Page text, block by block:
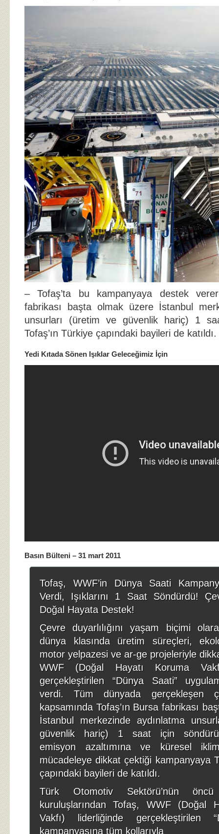
– Tofaş’ta bu kampanyaya destek
fabrikası başta olmak üzere İstanbul
unsurları (üretim ve güvenlik hariç) 1
Tofaş’ın Türkiye çapındaki bayileri de katıldı.
Yedi Kıtada Sönen Işıklar Geleceğimiz İçin
Basın Bülteni – 31 mart 2011
Tofaş, WWF’in Dünya Saati
Verdi, Işıklarını 1 Saat Söndürdü!
Doğal Hayata Destek!
Çevre duyarlılığını yaşam biçimi
dünya klasında üretim süreçleri,
motor yelpazesi ve ar-ge projeleriyle
WWF (Doğal Hayatı Koruma
gerçekleştirilen “Dünya Saati”
verdi. Tüm dünyada gerçekleşen
kapsamında Tofaş’ın Bursa fabrikası
İstanbul merkezinde aydınlatma
güvenlik hariç) 1 saat için
emisyon azaltımına ve küresel
mücadeleye dikkat çektiği kampanyaya
çapındaki bayileri de katıldı.
Türk Otomotiv Sektörü’nün
kuruluşlarından Tofaş, WWF (Doğal
Vakfı) liderliğinde gerçekleştirilen
kampanyasına tüm kollarıyla